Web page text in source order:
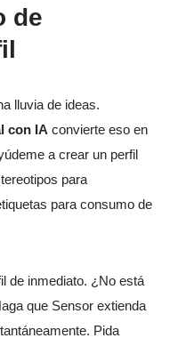
de
lluvia de ideas.
con IA convierte eso en
a crear un perfil
para
para consumo de
de inmediato. ¿No está
que Sensor extienda
Pida